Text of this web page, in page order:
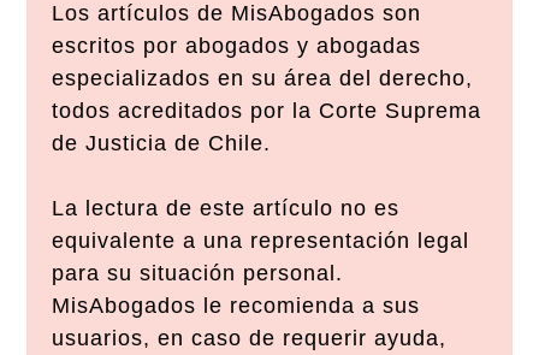
Los artículos de MisAbogados son
escritos por abogados y abogadas
especializados en su área del derecho,
todos acreditados por la Corte Suprema
de Justicia de Chile.
La lectura de este artículo no es
equivalente a una representación legal
para su situación personal.
MisAbogados le recomienda a sus
usuarios, en caso de requerir ayuda,